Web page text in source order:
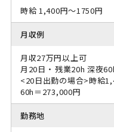
時給 1,400円～1750円
月収例
月収27万円以上可
月20日 ・ 残業20h 深夜
<20日出勤の場合>時給
60h＝273,000円
勤務地